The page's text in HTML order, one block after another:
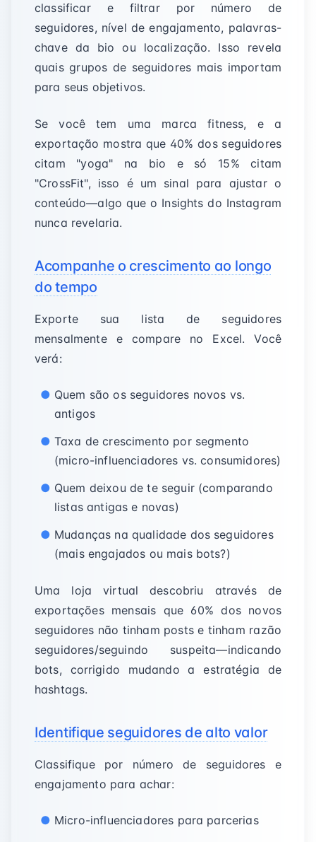
classificar e filtrar por número de
seguidores, nível de engajamento, palavras-
chave da bio ou localização. Isso revela
quais grupos de seguidores mais importam
para seus objetivos.
Se você tem uma marca fitness, e a
exportação mostra que 40% dos seguidores
citam "yoga" na bio e só 15% citam
"CrossFit", isso é um sinal para ajustar o
conteúdo—algo que o Insights do Instagram
nunca revelaria.
Acompanhe o crescimento ao longo
do tempo
Exporte sua lista de seguidores
mensalmente e compare no Excel. Você
verá:
Quem são os seguidores novos vs.
antigos
Taxa de crescimento por segmento
(micro-influenciadores vs. consumidores)
Quem deixou de te seguir (comparando
listas antigas e novas)
Mudanças na qualidade dos seguidores
(mais engajados ou mais bots?)
Uma loja virtual descobriu através de
exportações mensais que 60% dos novos
seguidores não tinham posts e tinham razão
seguidores/seguindo suspeita—indicando
bots, corrigido mudando a estratégia de
hashtags.
Identifique seguidores de alto valor
Classifique por número de seguidores e
engajamento para achar:
Micro-influenciadores para parcerias